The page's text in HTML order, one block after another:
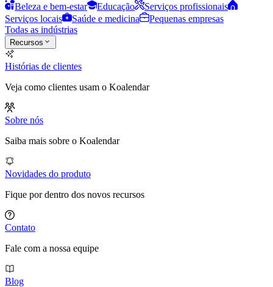
Beleza e bem-estar Educação
Serviços profissionais
Serviços locais
Saúde e medicina
Pequenas empresas
Todas as indústrias
Recursos
Histórias de clientes
Veja como clientes usam o Koalendar
Sobre nós
Saiba mais sobre o Koalendar
Novidades do produto
Fique por dentro dos novos recursos
Contato
Fale com a nossa equipe
Blog